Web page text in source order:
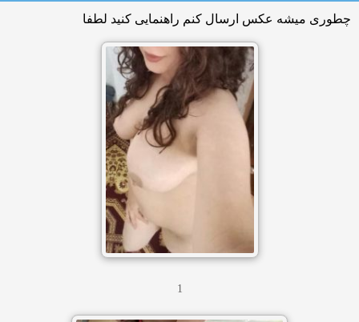
چطوری میشه عکس ارسال کنم راهنمایی کنید لطفا
1